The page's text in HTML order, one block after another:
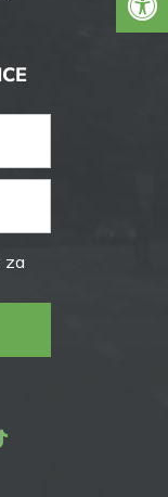
za